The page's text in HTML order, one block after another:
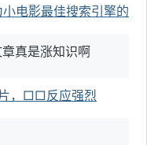
电影最佳搜索引擎的
真是涨知识啊
，□□反应强烈